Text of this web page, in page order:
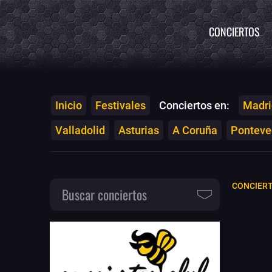
CONCIERTOS
Inicio Festivales Conciertos en:
Valladolid
Asturias A Coruña
Buscar conciertos